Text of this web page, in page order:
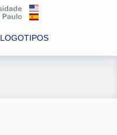
LOGOTIPOS